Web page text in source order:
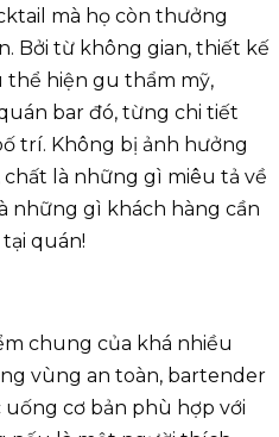
mà họ còn thưởng
Bởi từ không gian, thiết kế
thể hiện gu thẩm mỹ,
bar đó, từng chi tiết
trí. Không bị ảnh hưởng
chất là những gì miêu tả về
những gì khách hàng cần
quán!
chung của khá nhiều
vùng an toàn, bartender
cơ bản phù hợp với